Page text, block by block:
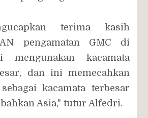
terima kasih
pengamatan GMC di
mengunakan kacamata
dan ini memecahkan
kacamata terbesar
Asia," tutur Alfedri.